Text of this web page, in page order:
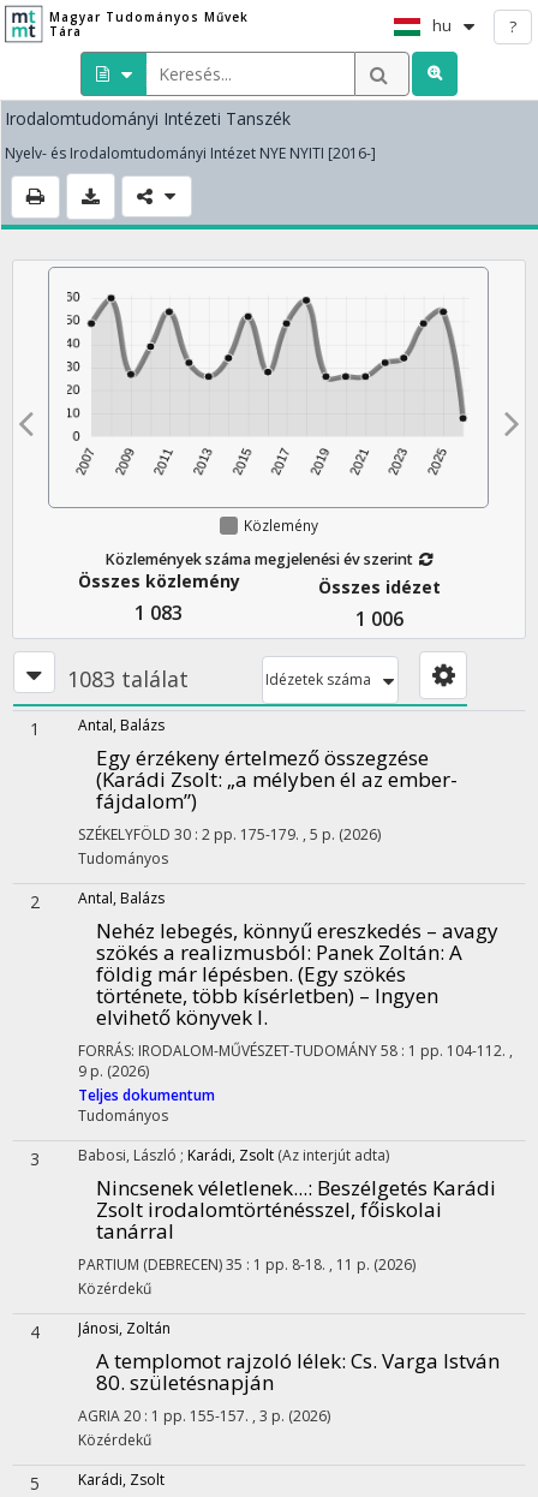
Magyar Tudományos Művek
Tára
hu ?
Irodalomtudományi Intézeti Tanszék
Nyelv- és Irodalomtudományi Intézet NYE NYITI [2016-]
Közlemény
Közlemények száma megjelenési év szerint
Összes közlemény
1 083
Összes idézet
1 006
1083 találat Idézetek száma
1 Antal, Balázs
Egy érzékeny értelmező összegzése
(Karádi Zsolt: „a mélyben él az ember-
fájdalom”)
SZÉKELYFÖLD 30 : 2 pp. 175-179. , 5 p. (2026)
Tudományos
2 Antal, Balázs
Nehéz lebegés, könnyű ereszkedés – avagy
szökés a realizmusból: Panek Zoltán: A
földig már lépésben. (Egy szökés
története, több kísérletben) – Ingyen
elvihető könyvek I.
FORRÁS: IRODALOM-MŰVÉSZET-TUDOMÁNY58 : 1 pp. 104-112. ,
9 p. (2026)
Teljes dokumentum
Tudományos
3 Babosi, László ; Karádi, Zsolt (Az interjút adta)
Nincsenek véletlenek...: Beszélgetés Karádi
Zsolt irodalomtörténésszel, főiskolai
tanárral
PARTIUM (DEBRECEN)35 : 1 pp. 8-18. , 11 p. (2026)
Közérdekű
4 Jánosi, Zoltán
A templomot rajzoló lélek: Cs. Varga István
80. születésnapján
AGRIA20 : 1 pp. 155-157. , 3 p. (2026)
Közérdekű
5 Karádi, Zsolt